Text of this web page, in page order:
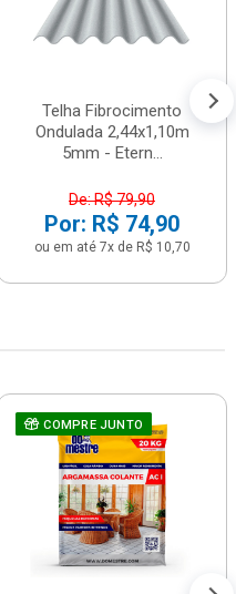
Telha Fibrocimento
Ondulada 2,44x1,10m
5mm - Etern...
De: R$ 79,90
Por: R$ 74,90
ou em até 7x de R$ 10,70
COMPRE JUNTO